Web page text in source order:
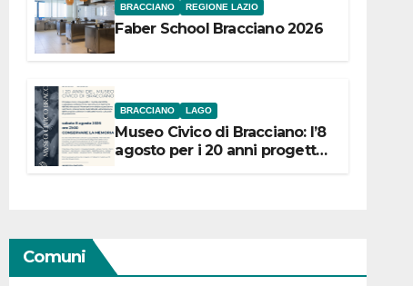
BRACCIANO REGIONE LAZIO
Faber School Bracciano 2026
BRACCIANO LAGO
Museo Civico di Bracciano: l’8
agosto per i 20 anni progetto
Comuni